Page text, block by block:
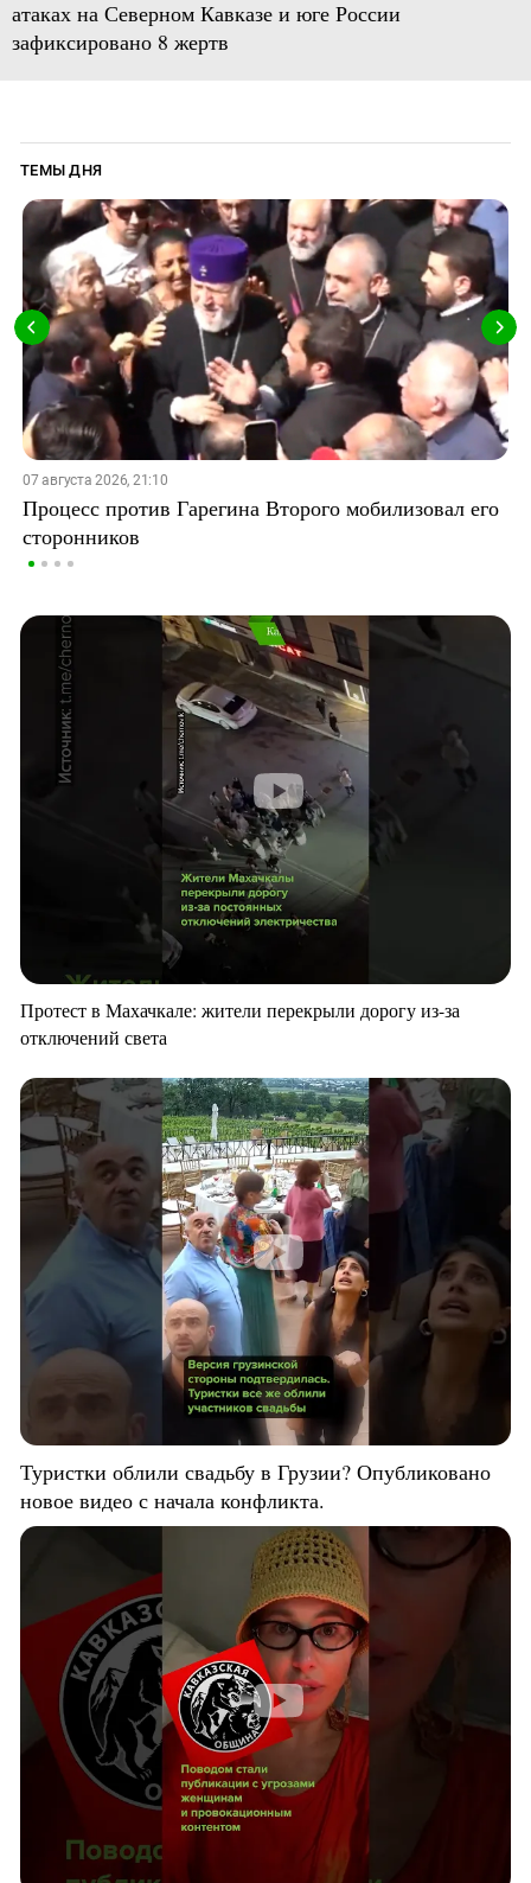
атаках на Северном Кавказе и юге России
зафиксировано 8 жертв
ТЕМЫ ДНЯ
07 августа 2026, 21:10
Процесс против Гарегина Второго мобилизовал его
сторонников
Протест в Махачкале: жители перекрыли дорогу из-за
отключений света
Туристки облили свадьбу в Грузии? Опубликовано
новое видео с начала конфликта.